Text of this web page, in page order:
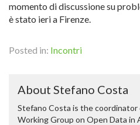
momento di discussione su
è stato ieri a Firenze.
Posted in: Incontri
About Stefano Costa
Stefano Costa is the
Working Group on Open Data in